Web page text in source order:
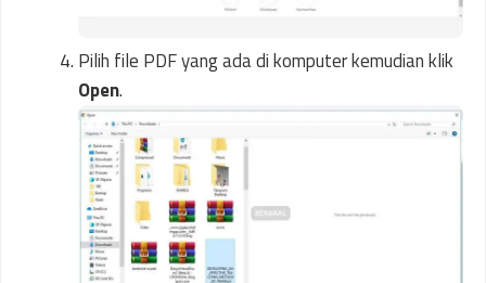
Pilih file PDF yang ada di komputer kemudian klik
Open.